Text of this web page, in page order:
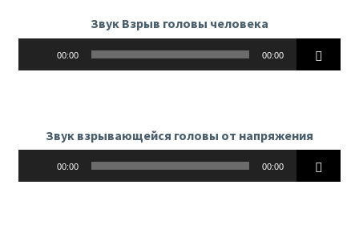
Звук Взрыв головы человека
00:00 00:00
Звук взрывающейся головы от напряжения
00:00 00:00